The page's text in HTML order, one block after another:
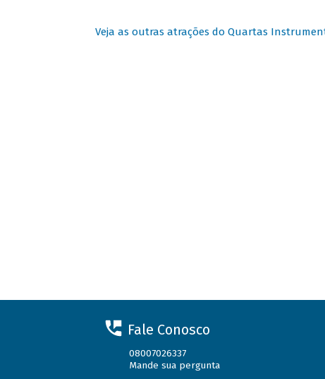
Veja as outras atrações do Quartas
Fale Conosco
08007026337
Mande sua pergunta